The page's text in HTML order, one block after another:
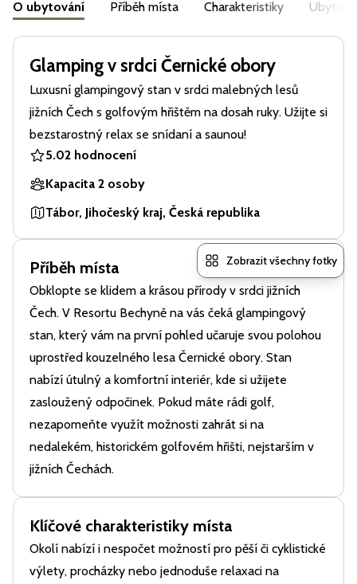
Zobrazit všechny fotky
O ubytování Příběh místa Charakteristiky
Glamping v srdci Černické obory
Luxusní glampingový stan v srdci malebných lesů
jižních Čech s golfovým hřištěm na dosah ruky. Užijte si
bezstarostný relax se snídaní a saunou!
5.02 hodnocení
Kapacita 2 osoby
Tábor, Jihočeský kraj, Česká republika
Příběh místa
Obklopte se klidem a krásou přírody v srdci jižních
Čech. V Resortu Bechyně na vás čeká glampingový
stan, který vám na první pohled učaruje svou polohou
uprostřed kouzelného lesa Černické obory. Stan
nabízí útulný a komfortní interiér, kde si užijete
zasloužený odpočinek. Pokud máte rádi golf,
nezapomeňte využít možnosti zahrát si na
nedalekém, historickém golfovém hřišti, nejstarším v
jižních Čechách.
Klíčové charakteristiky místa
Okolí nabízí i nespočet možností pro pěší či cyklistické
výlety, procházky nebo jednoduše relaxaci na